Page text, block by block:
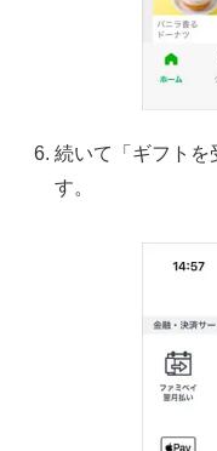
続いて「ギフトを
す。